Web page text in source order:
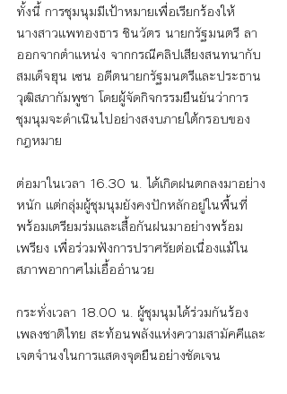
ทั้งนี้ การชุมนุมมีเป้าหมายเพื่อเรียกร้องให้
นางสาวแพทองธาร ชินวัตร นายกรัฐมนตรี ลา
ออกจากตำแหน่ง จากกรณีคลิปเสียงสนทนากับ
สมเด็จฮุน เซน อดีตนายกรัฐมนตรีและประธาน
วุฒิสภากัมพูชา โดยผู้จัดกิจกรรมยืนยันว่าการ
ชุมนุมจะดำเนินไปอย่างสงบภายใต้กรอบของ
กฎหมาย
ต่อมาในเวลา 16.30 น. ได้เกิดฝนตกลงมาอย่าง
หนัก แต่กลุ่มผู้ชุมนุมยังคงปักหลักอยู่ในพื้นที่
พร้อมเตรียมร่มและเสื้อกันฝนมาอย่างพร้อม
เพรียง เพื่อร่วมฟังการปราศรัยต่อเนื่องแม้ใน
สภาพอากาศไม่เอื้ออำนวย
กระทั่งเวลา 18.00 น. ผู้ชุมนุมได้ร่วมกันร้อง
เพลงชาติไทย สะท้อนพลังแห่งความสามัคคีและ
เจตจำนงในการแสดงจุดยืนอย่างชัดเจน